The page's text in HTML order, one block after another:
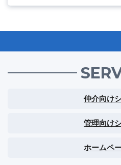
仲介向け
管理向け
ホームペ